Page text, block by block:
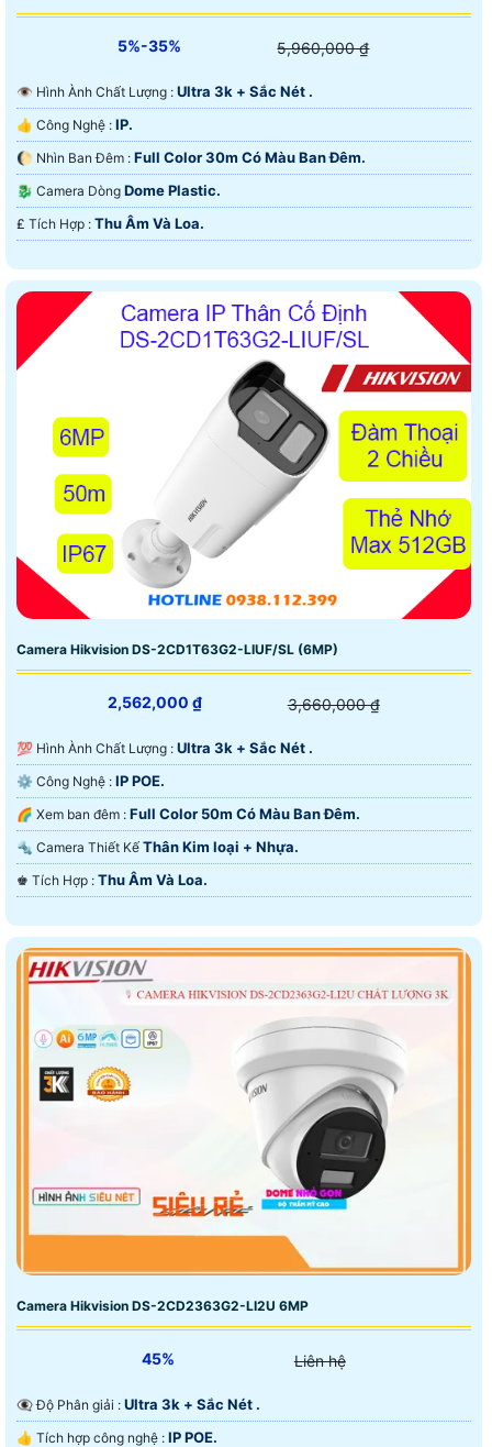
5%-35% 5,960,000 ₫
👁 Hình Ành Chất Lượng : Ultra 3k + Sắc Nét .
👍 Công Nghệ : IP.
🌔 Nhìn Ban Đêm : Full Color 30m Có Màu Ban Ðêm.
🐉️ Camera Dòng Dome Plastic.
️₤ Tích Hợp : Thu Âm Và Loa.
Camera Hikvision DS-2CD1T63G2-LIUF/SL (6MP)
2,562,000 ₫ 3,660,000 ₫
💯 Hình Ành Chất Lượng : Ultra 3k + Sắc Nét .
⚙ Công Nghệ : IP POE.
🌈 Xem ban đêm : Full Color 50m Có Màu Ban Ðêm.
🔩 Camera Thiết Kế Thân Kim loại + Nhựa.
️♚ Tích Hợp : Thu Âm Và Loa.
Camera Hikvision DS-2CD2363G2-LI2U 6MP
45% Liên hệ
👁️‍🗨 Độ Phân giải : Ultra 3k + Sắc Nét .
👍 Tích hợp công nghệ : IP POE.